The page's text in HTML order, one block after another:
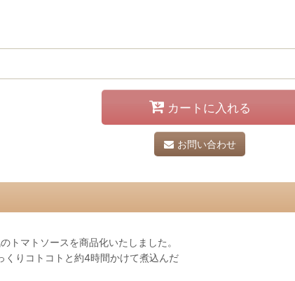
カートに入れる
お問い合わせ
トマトソースを商品化いたしました。
くりコトコトと約4時間かけて煮込んだ